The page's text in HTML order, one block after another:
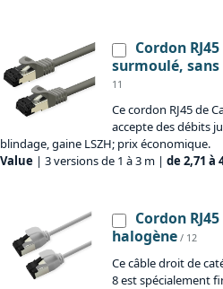
Cordon
surmoulé,
11
Ce cordon RJ45 de
accepte des débits
blindage, gaine LSZH; prix économique.
Value | 3 versions de 1 à 3 m | de 2,71 à
Cordon
halogène / 12
Ce câble droit de
8 est spécialement